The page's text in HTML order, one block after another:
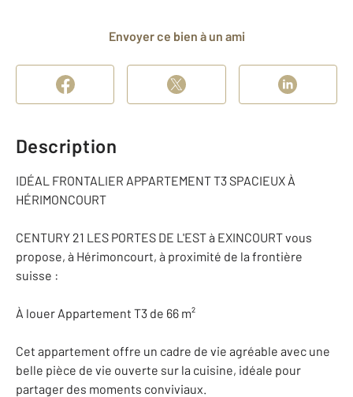
Envoyer ce bien à un ami
Description
IDÉAL FRONTALIER APPARTEMENT T3 SPACIEUX À
HÉRIMONCOURT
CENTURY 21 LES PORTES DE L'EST à EXINCOURT vous
propose, à Hérimoncourt, à proximité de la frontière
suisse :
À louer Appartement T3 de 66 m²
Cet appartement offre un cadre de vie agréable avec une
belle pièce de vie ouverte sur la cuisine, idéale pour
partager des moments conviviaux.